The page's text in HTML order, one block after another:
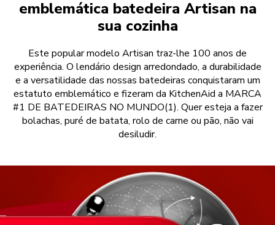
emblemática batedeira Artisan na
sua cozinha
Este popular modelo Artisan traz-lhe 100 anos de
experiência. O lendário design arredondado, a durabilidade
e a versatilidade das nossas batedeiras conquistaram um
estatuto emblemático e fizeram da KitchenAid a MARCA
#1 DE BATEDEIRAS NO MUNDO(1). Quer esteja a fazer
bolachas, puré de batata, rolo de carne ou pão, não vai
desiludir.